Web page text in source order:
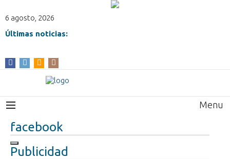
6 agosto, 2026
Últimas noticias:
Menu
facebook
Publicidad